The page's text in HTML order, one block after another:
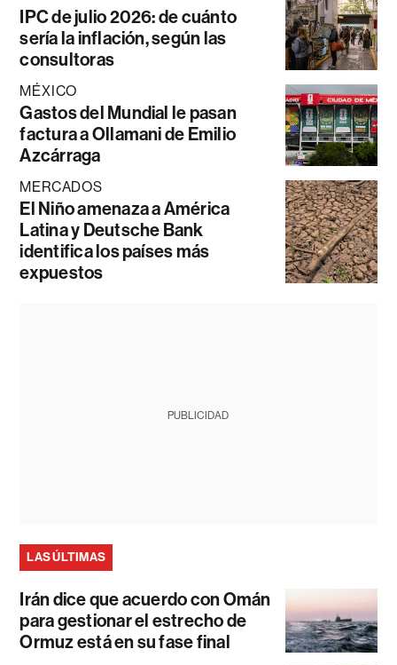
IPC de julio 2026: de cuánto
sería la inflación, según las
consultoras
MÉXICO
Gastos del Mundial le pasan
factura a Ollamani de Emilio
Azcárraga
MERCADOS
El Niño amenaza a América
Latina y Deutsche Bank
identifica los países más
expuestos
PUBLICIDAD
LAS ÚLTIMAS
Irán dice que acuerdo con Omán
para gestionar el estrecho de
Ormuz está en su fase final